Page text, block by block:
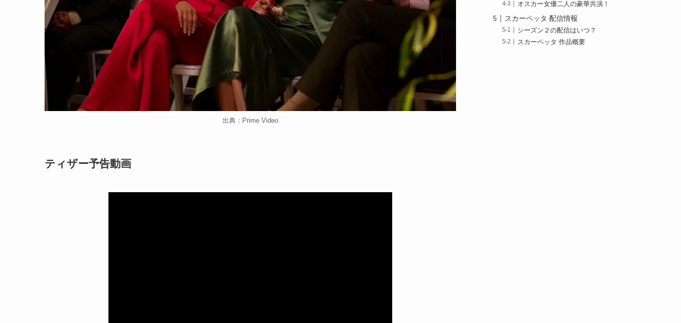
出典：Prime Video
ティザー予告動画
オスカー女優二人の豪華共演！
スカーペッタ 配信情報
シーズン２の配信はいつ？
スカーペッタ 作品概要